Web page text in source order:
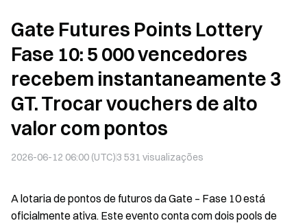
GT. Trocar vouchers de alto
valor com pontos
Gate Futures Points Lottery
Fase 10: 5 000 vencedores
recebem instantaneamente 3
GT. Trocar vouchers de alto
valor com pontos
2026-06-12 06:00 (UTC)3 531 visualizações
A lotaria de pontos de futuros da Gate – Fase 10 está
oficialmente ativa. Este evento conta com dois pools de